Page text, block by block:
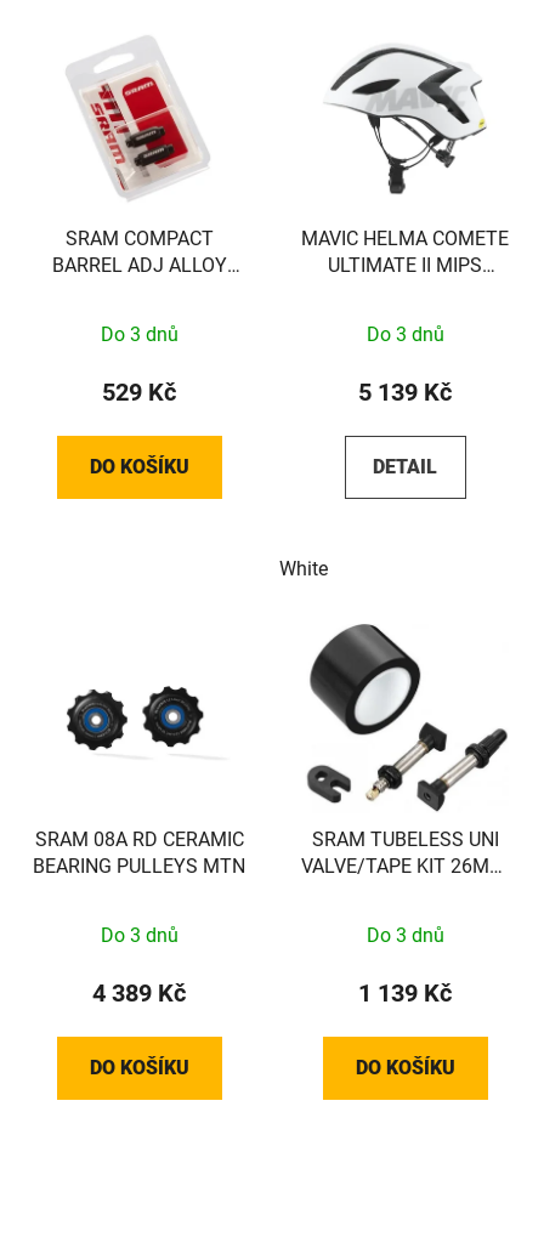
SRAM COMPACT
BARREL ADJ ALLOY
Do 3 dnů
529 Kč
DO KOŠÍKU
MAVIC HELMA COMETE
ULTIMATE II MIPS
Do 3 dnů
5 139 Kč
DETAIL
White
SRAM 08A RD CERAMIC
BEARING PULLEYS MTN
Do 3 dnů
4 389 Kč
DO KOŠÍKU
SRAM TUBELESS UNI
VALVE/TAPE KIT 26MM,
Do 3 dnů
1 139 Kč
DO KOŠÍKU